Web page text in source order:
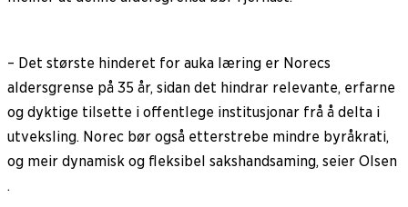
– Det største hinderet for auka læring er Norecs
aldersgrense på 35 år, sidan det hindrar relevante, erfarne
og dyktige tilsette i offentlege institusjonar frå å delta i
utveksling. Norec bør også etterstrebe mindre byråkrati,
og meir dynamisk og fleksibel sakshandsaming, seier Olsen
.